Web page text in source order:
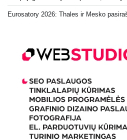
Eurosatory 2026: Thales ir Mesko